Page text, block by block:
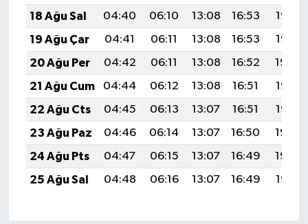
18 Ağu Sal
04:40 06:10 13:08 16:53
19:57
19 Ağu Çar
04:41 06:11 13:08 16:53
19:56
20 Ağu Per
04:42 06:11 13:08 16:52
19:54
21 Ağu Cum
04:44 06:12 13:08 16:51
19:53
22 Ağu Cts
04:45 06:13 13:07 16:51
19:52
23 Ağu Paz
04:46 06:14 13:07 16:50
19:50
24 Ağu Pts
04:47 06:15 13:07 16:49
19:49
25 Ağu Sal
04:48 06:16 13:07 16:49 19:47